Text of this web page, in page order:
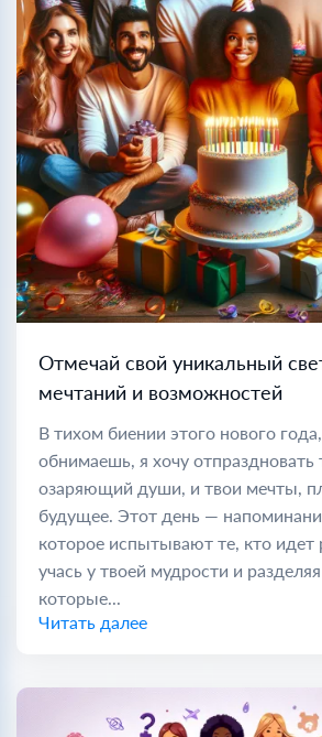
Отмечай свой уникальный
мечтаний и возможностей
В тихом биении этого нового
обнимаешь, я хочу отпраздновать
озаряющий души, и твои мечты,
будущее. Этот день —
которое испытывают те, кто идет
учась у твоей мудрости и
которые...
Читать далее